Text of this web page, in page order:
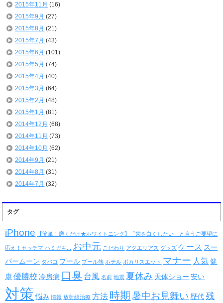
2015年11月 (16)
2015年9月 (27)
2015年8月 (21)
2015年7月 (43)
2015年6月 (101)
2015年5月 (74)
2015年4月 (40)
2015年3月 (64)
2015年2月 (48)
2015年1月 (81)
2014年12月 (68)
2014年11月 (73)
2014年10月 (62)
2014年9月 (21)
2014年8月 (31)
2014年7月 (32)
タグ
iPhone 【簡単！磨くだけ★ホワイトニング】「歯を白くしたい」と言うご要望に
応え！セッチマ ハミガキ... お中元 こだわり アクエリアス グッズ ケース スー
パームーン タバコ プール プール熱 ホテル ポカリスエット マナー 人気 健
康 優勝校 冷房病 口臭 台風 名前 地震 夏休み 天体ショー 安い
対策 悩み 情報 放射線治療 方法 時期 暑中お見舞い 歴代 残